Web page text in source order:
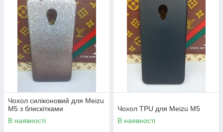
Чохол силіконовий для Meizu
M5 з блискітками
В наявності
Чохол TPU для Meizu M5
В наявності